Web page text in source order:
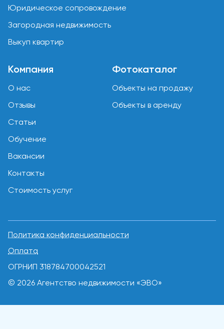
Юридическое сопровождение
Загородная недвижимость
Выкуп квартир
Компания
О нас
Отзывы
Статьи
Обучение
Вакансии
Контакты
Стоимость услуг
Фотокаталог
Объекты на продажу
Объекты в аренду
Политика конфиденциальности
Оплата
ОГРНИП 318784700042521
© 2026 Агентство недвижимости «ЭВО»